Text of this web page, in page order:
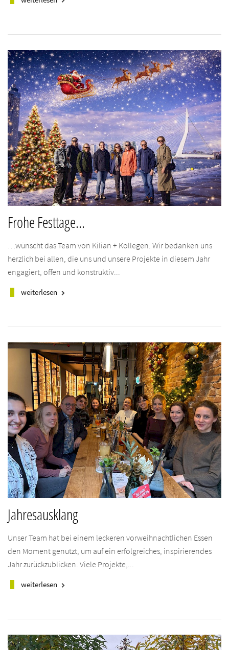
Frohe Festtage...
…wünscht das Team von Kilian + Kollegen. Wir bedanken uns
herzlich bei allen, die uns und unsere Projekte in diesem Jahr
engagiert, offen und konstruktiv...
weiterlesen keyboard_arrow_right
Jahresausklang
Unser Team hat bei einem leckeren vorweihnachtlichen Essen
den Moment genutzt, um auf ein erfolgreiches, inspirierendes
Jahr zurückzublicken. Viele Projekte,...
weiterlesen keyboard_arrow_right